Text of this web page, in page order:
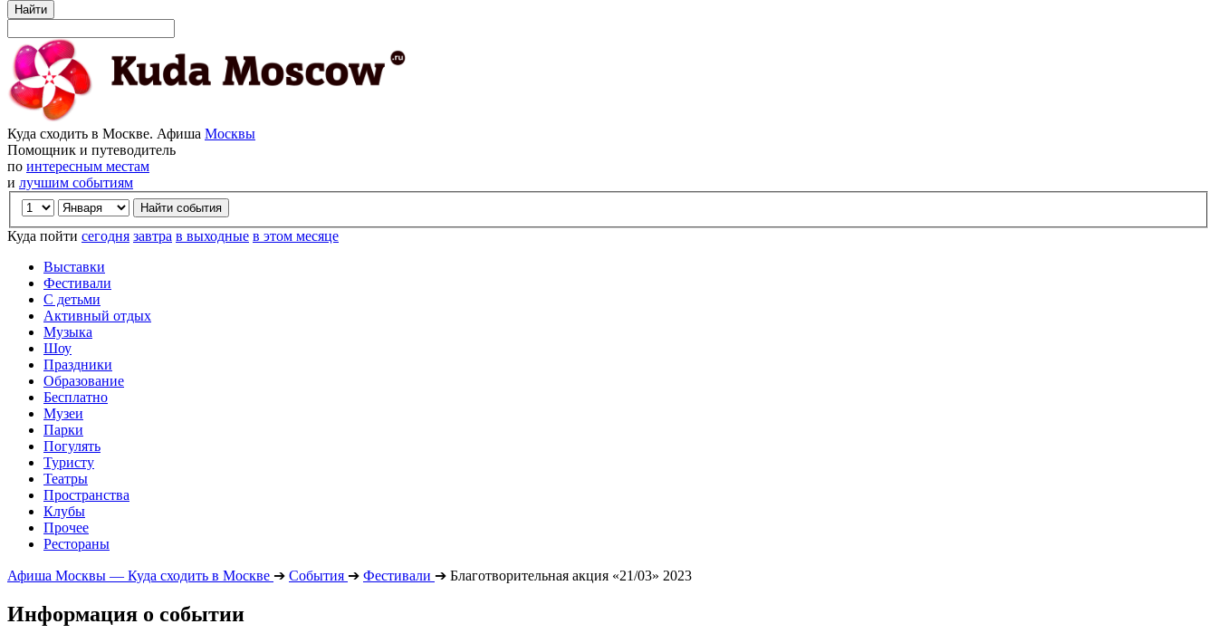
Найти
Куда сходить в Москве. Афиша Москвы
Помощник и путеводитель
по интересным местам
и лучшим событиям
Куда пойти сегодня завтра в выходные в этом месяце
Выставки
Фестивали
С детьми
Активный отдых
Музыка
Шоу
Праздники
Образование
Бесплатно
Музеи
Парки
Погулять
Туристу
Театры
Пространства
Клубы
Прочее
Рестораны
Афиша Москвы — Куда сходить в Москве ➔ События ➔ Фестивали ➔ Благотворительная акция «21/03» 2023
Информация о событии